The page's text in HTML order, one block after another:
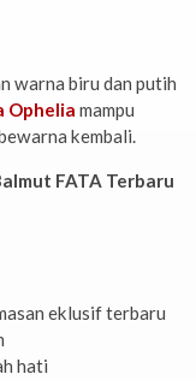
warna biru dan putih
Ophelia mampu
kembali.
FATA Terbaru
eklusif terbaru
hati